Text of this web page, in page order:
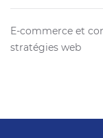
E-commerce et
stratégies web